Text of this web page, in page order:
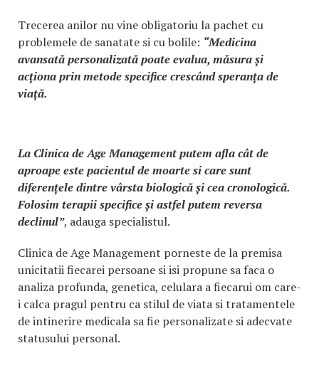
Trecerea anilor nu vine obligatoriu la pachet cu
problemele de sanatate si cu bolile: “Medicina
avansată personalizată poate evalua, măsura și
acționa prin metode specifice crescând speranța de
viață.
La Clinica de Age Management putem afla cât de
aproape este pacientul de moarte si care sunt
diferențele dintre vârsta biologică și cea cronologică.
Folosim terapii specifice și astfel putem reversa
declinul”, adauga specialistul.
Clinica de Age Management porneste de la premisa
unicitatii fiecarei persoane si isi propune sa faca o
analiza profunda, genetica, celulara a fiecarui om care-
i calca pragul pentru ca stilul de viata si tratamentele
de intinerire medicala sa fie personalizate si adecvate
statusului personal.